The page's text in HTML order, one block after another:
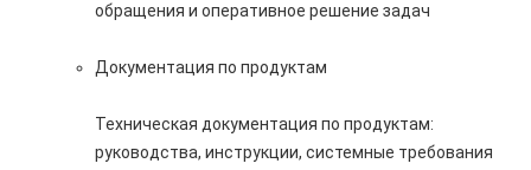
обращения и оперативное решение задач
Документация по продуктам
Техническая документация по продуктам:
руководства, инструкции, системные требования